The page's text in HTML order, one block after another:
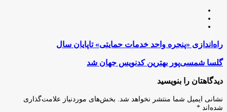
راه‌اندازی
«پنجره
واحد
خدمات
حمایتی»
تاپایان
سال
راه‌اندازی «پنجره واحد خدمات حمایتی» تاپایان سال
گلسا
بهترین
جهان
شد
گلسا شمسی‌پور بهترین کدنویس جهان شد
دیدگاهتان را بنویسید
نشانی ایمیل شما منتشر نخواهد شد.
بخش‌های موردنیاز علامت‌گذاری
شده‌اند *